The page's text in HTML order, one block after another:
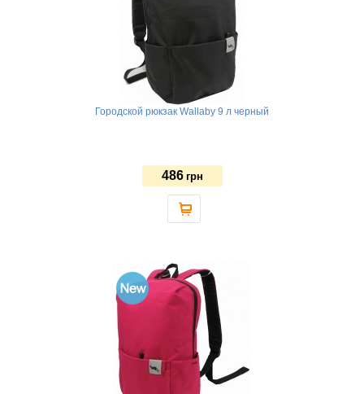
Городской рюкзак Wallaby 9 л черный
486 грн